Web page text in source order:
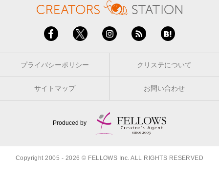
プライバシーポリシー クリステについて
サイトマップ お問い合わせ
Produced by
Copyright 2005 - 2026 © FELLOWS Inc. ALL RIGHTS RESERVED